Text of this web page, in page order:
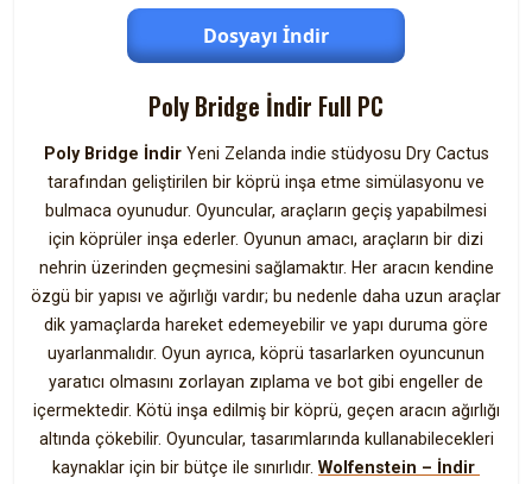
Dosyayı İndir
Poly Bridge İndir Full PC
Poly Bridge İndirYeni Zelanda indie stüdyosu Dry Cactus
tarafından geliştirilen bir köprü inşa etme simülasyonu ve
bulmaca oyunudur. Oyuncular, araçların geçiş yapabilmesi
için köprüler inşa ederler. Oyunun amacı, araçların bir dizi
nehrin üzerinden geçmesini sağlamaktır. Her aracın kendine
özgü bir yapısı ve ağırlığı vardır; bu nedenle daha uzun araçlar
dik yamaçlarda hareket edemeyebilir ve yapı duruma göre
uyarlanmalıdır. Oyun ayrıca, köprü tasarlarken oyuncunun
yaratıcı olmasını zorlayan zıplama ve bot gibi engeller de
içermektedir. Kötü inşa edilmiş bir köprü, geçen aracın ağırlığı
altında çökebilir. Oyuncular, tasarımlarında kullanabilecekleri
kaynaklar için bir bütçe ile sınırlıdır. Wolfenstein – İndir